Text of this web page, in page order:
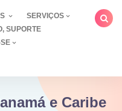
SERVIÇOS
SUPORTE
e Caribe